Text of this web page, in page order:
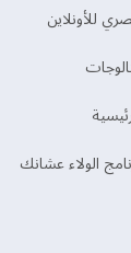
للأونلاين
الولاء عشانك